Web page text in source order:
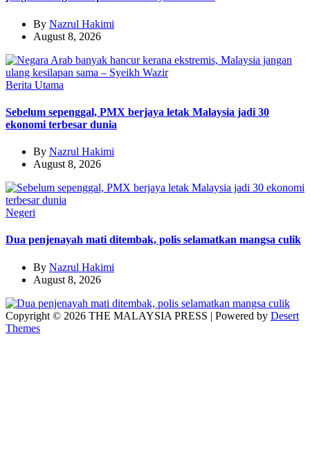
By Nazrul Hakimi
August 8, 2026
Berita Utama
Sebelum sepenggal, PMX berjaya letak Malaysia jadi 30
ekonomi terbesar dunia
By Nazrul Hakimi
August 8, 2026
Negeri
Dua penjenayah mati ditembak, polis selamatkan mangsa culik
By Nazrul Hakimi
August 8, 2026
Copyright © 2026 THE MALAYSIA PRESS | Powered by Desert
Themes